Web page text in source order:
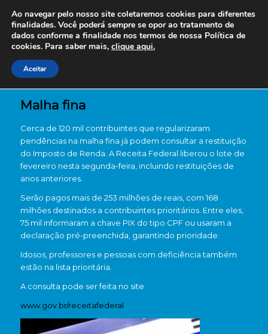
Malha fina
Cerca de 120 mil contribuintes que regularizaram
pendências na malha fina já podem consultar a restituição
do Imposto de Renda. A Receita Federal liberou o lote de
fevereiro nesta segunda-feira, incluindo restituições de
anos anteriores.
Serão pagos mais de 253 milhões de reais, com 168
milhões destinados a contribuintes prioritários. Entre eles,
75 mil informaram a chave PIX do tipo CPF ou usaram a
declaração pré-preenchida, garantindo prioridade.
Idosos, professores e pessoas com deficiência também
estão na lista prioritária.
A consulta pode ser feita no site
www.gov.br/receitafederal
Ao navegar pelo nosso site coletaremos cookies para diferentes
finalidades. Você poderá sempre se opor ao tratamento de
dados conforme a finalidade nos termos de nossa Política de
cookies. Para saber mais, clique aqui.
Aceitar